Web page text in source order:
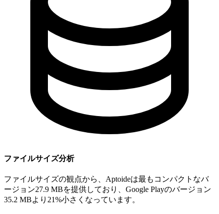
ファイルサイズ分析
ファイルサイズの観点から、Aptoideは最もコンパクトなバ
ージョン27.9 MBを提供しており、Google Playのバージョン
35.2 MBより21%小さくなっています。